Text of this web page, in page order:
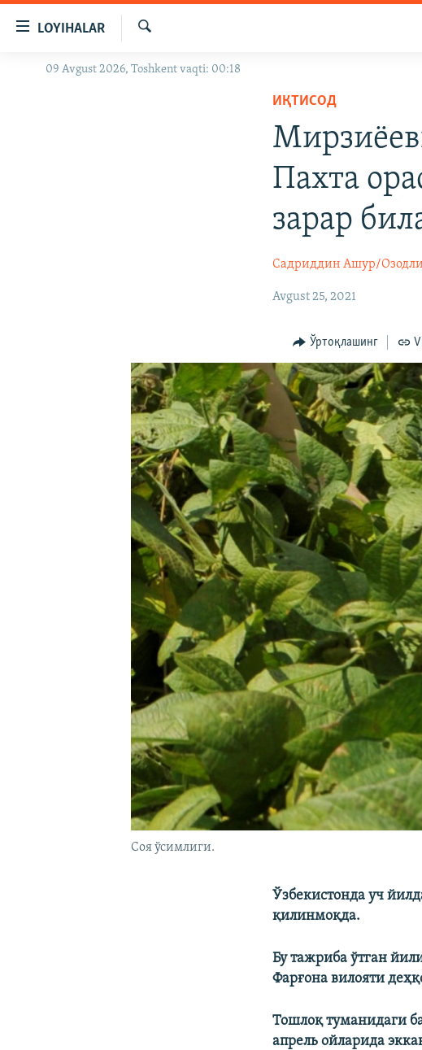
Бош
LOYIHALAR
OZODLIK SURISHTIRUVLARI
Излаш
09 Avgust 2026, Toshkent vaqti: 00:18
ИҚТИСОД
Пахта
зарар
Садриддин Ашур/
Avgust 25, 2021
Ўртоқлашинг
Соя ўсимлиги.
Ўзбекистонда уч
қилинмоқда.
Бу тажриба ўтган
Фарғона вилояти
Тошлоқ туманидаги
апрель ойларида